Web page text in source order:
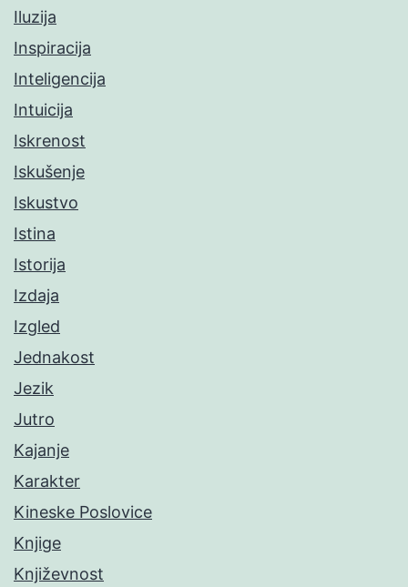
Iluzija
Inspiracija
Inteligencija
Intuicija
Iskrenost
Iskušenje
Iskustvo
Istina
Istorija
Izdaja
Izgled
Jednakost
Jezik
Jutro
Kajanje
Karakter
Kineske Poslovice
Knjige
Književnost